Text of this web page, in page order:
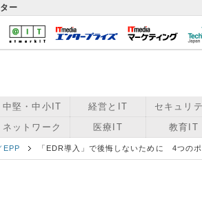
ー
中堅・中小IT 経営とIT セキュリ
ネットワーク 医療IT 教育IT
EPP 「EDR導入」で後悔しないために 4つの